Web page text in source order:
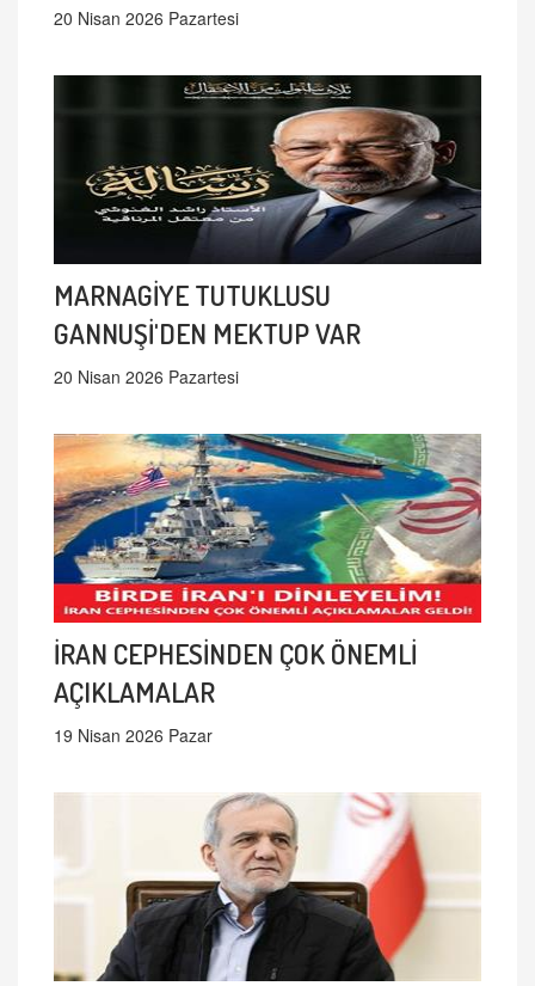
20 Nisan 2026 Pazartesi
MARNAGİYE TUTUKLUSU
GANNUŞİ'DEN MEKTUP VAR
20 Nisan 2026 Pazartesi
İRAN CEPHESİNDEN ÇOK ÖNEMLİ
AÇIKLAMALAR
19 Nisan 2026 Pazar